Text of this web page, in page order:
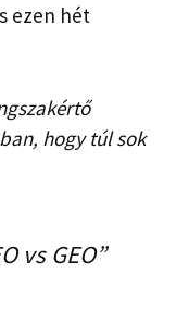
ezen hét
hogy túl sok
vs GEO”